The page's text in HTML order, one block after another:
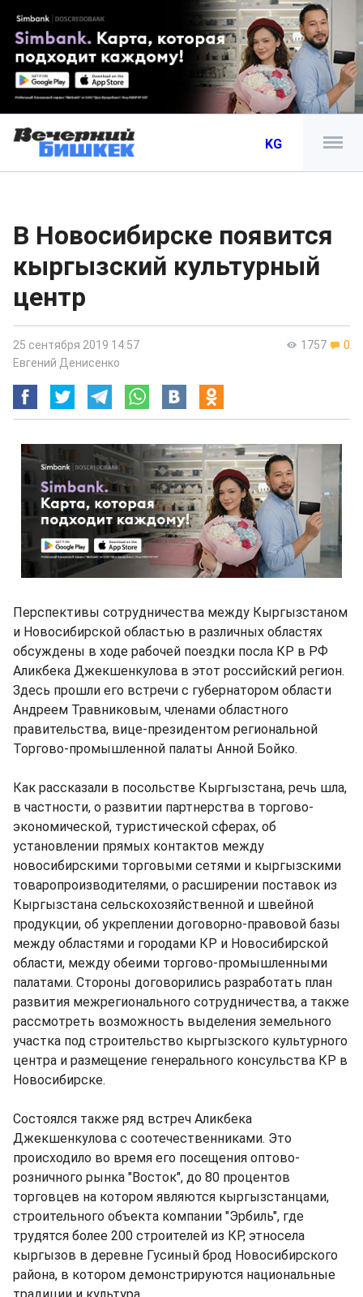
KG
В Новосибирске появится
кыргызский культурный
центр
1757 0
25 сентября 2019 14:57
Евгений Денисенко
Перспективы сотрудничества между Кыргызстаном
и Новосибирской областью в различных областях
обсуждены в ходе рабочей поездки посла КР в РФ
Аликбека Джекшенкулова в этот российский регион.
Здесь прошли его встречи с губернатором области
Андреем Травниковым, членами областного
правительства, вице-президентом региональной
Торгово-промышленной палаты Анной Бойко.
Как рассказали в посольстве Кыргызстана, речь шла,
в частности, о развитии партнерства в торгово-
экономической, туристической сферах, об
установлении прямых контактов между
новосибирскими торговыми сетями и кыргызскими
товаропроизводителями, о расширении поставок из
Кыргызстана сельскохозяйственной и швейной
продукции, об укреплении договорно-правовой базы
между областями и городами КР и Новосибирской
области, между обеими торгово-промышленными
палатами. Стороны договорились разработать план
развития межрегионального сотрудничества, а также
рассмотреть возможность выделения земельного
участка под строительство кыргызского культурного
центра и размещение генерального консульства КР в
Новосибирске.
Состоялся также ряд встреч Аликбека
Джекшенкулова с соотечественниками. Это
происходило во время его посещения оптово-
розничного рынка "Восток", до 80 процентов
торговцев на котором являются кыргызстанцами,
строительного объекта компании "Эрбиль", где
трудятся более 200 строителей из КР, этносела
кыргызов в деревне Гусиный брод Новосибирского
района, в котором демонстрируются национальные